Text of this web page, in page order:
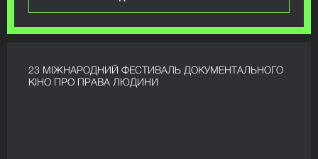
23 МІЖНАРОДНИЙ ФЕСТИВАЛЬ ДОКУМЕНТАЛЬНОГО
КІНО ПРО ПРАВА ЛЮДИНИ